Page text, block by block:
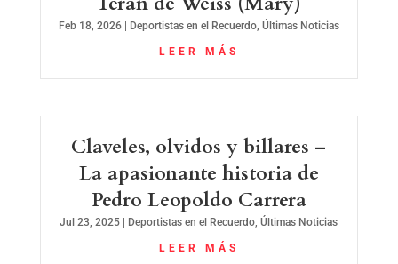
Feb 18, 2026| Deportistas en el Recuerdo, Últimas Noticias
LEER MÁS
Claveles, olvidos y billares –
La apasionante historia de
Pedro Leopoldo Carrera
Jul 23, 2025 Deportistas en el Recuerdo,Últimas Noticias
LEER MÁS